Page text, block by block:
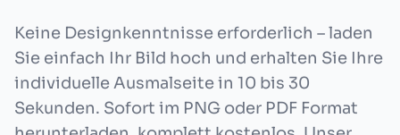
Keine Designkenntnisse erforderlich – laden
Sie einfach Ihr Bild hoch und erhalten Sie Ihre
individuelle Ausmalseite in 10 bis 30
Sekunden. Sofort im PNG oder PDF Format